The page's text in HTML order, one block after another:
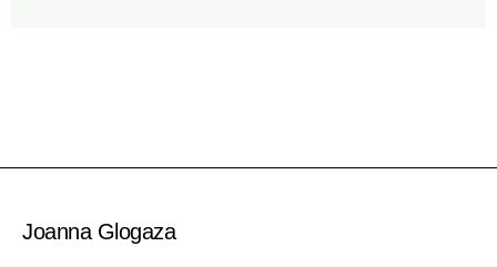
Joanna Glogaza